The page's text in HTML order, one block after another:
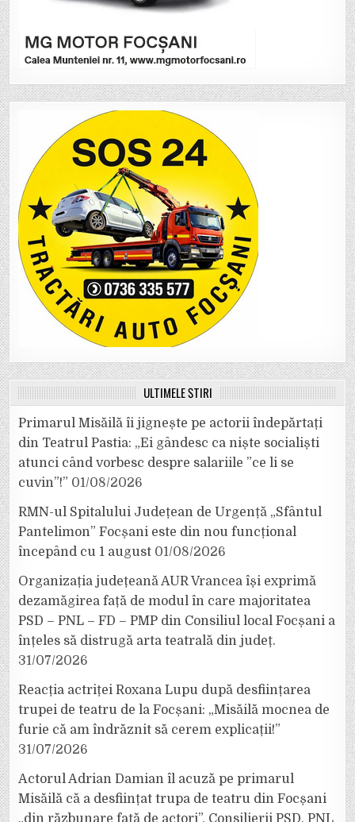
ULTIMELE ȘTIRI
Primarul Misăilă îi jignește pe actorii îndepărtați
din Teatrul Pastia: „Ei gândesc ca niște socialiști
atunci când vorbesc despre salariile ”ce li se
cuvin”!” 01/08/2026
RMN-ul Spitalului Județean de Urgență „Sfântul
Pantelimon” Focșani este din nou funcțional
începând cu 1 august 01/08/2026
Organizația județeană AUR Vrancea își exprimă
dezamăgirea față de modul în care majoritatea
PSD – PNL – FD – PMP din Consiliul local Focșani a
înțeles să distrugă arta teatrală din județ.
31/07/2026
Reacția actriței Roxana Lupu după desființarea
trupei de teatru de la Focșani: „Misăilă mocnea de
furie că am îndrăznit să cerem explicații!”
31/07/2026
Actorul Adrian Damian îl acuză pe primarul
Misăilă că a desființat trupa de teatru din Focșani
„din răzbunare față de actori”. Consilierii PSD, PNL